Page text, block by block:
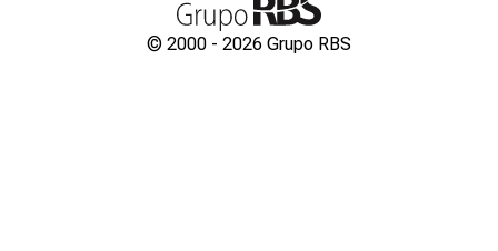
© 2000 - 2026 Grupo RBS